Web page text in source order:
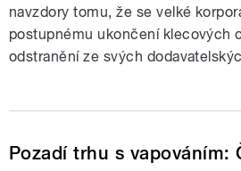
navzdory tomu, že se velké
postupnému ukončení klecových
odstranění ze svých
Pozadí trhu s vapováním: